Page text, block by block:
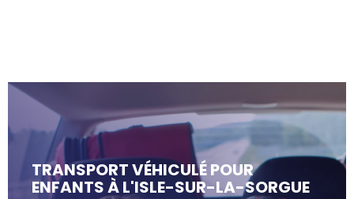
TRANSPORT VÉHICULÉ POUR
ENFANTS À L'ISLE-SUR-LA-SORGUE